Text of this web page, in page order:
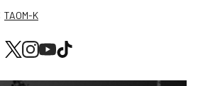
TAOM-K